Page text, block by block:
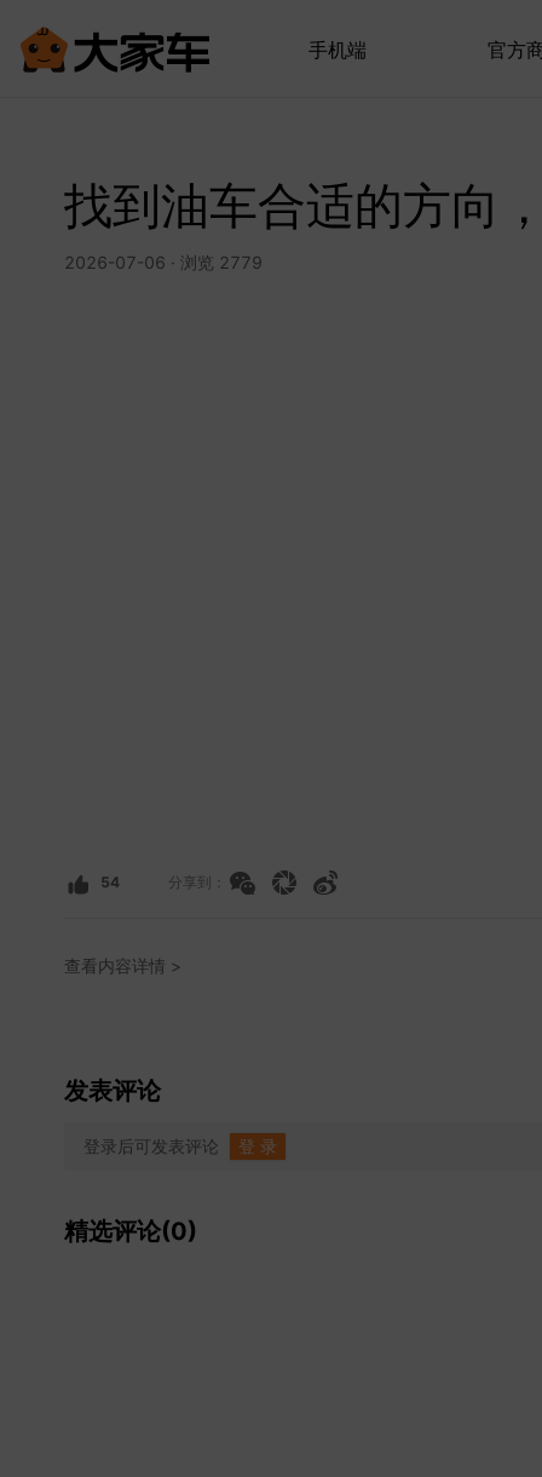
手机端 官方
找到油车合适的方向
2026-07-06 · 浏览 2779
54 分享到：
查看内容详情 >
发表评论
登录后可发表评论 登 录
精选评论(0)